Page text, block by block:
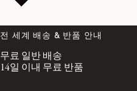
전 세계 배송 & 반품 안내
무료 일반 배송
14일 이내 무료 반품